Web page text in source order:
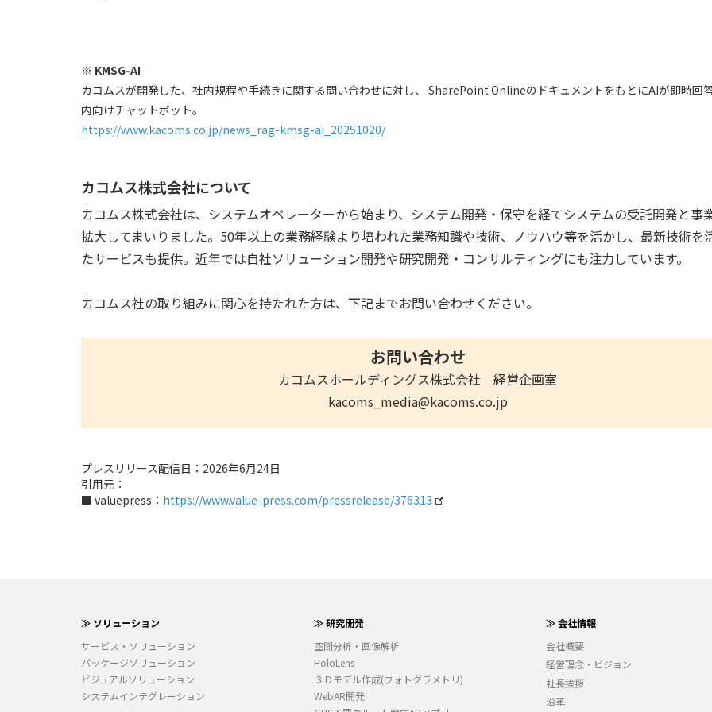
※ KMSG-AI
カコムスが開発した、社内規程や手続きに関する問い合わせに対し、 SharePoint OnlineのドキュメントをもとにAIが即時回
内向けチャットボット。
https://www.kacoms.co.jp/news_rag-kmsg-ai_20251020/
カコムス株式会社について
カコムス株式会社は、システムオペレーターから始まり、システム開発・保守を経てシステムの受託開発と事
拡大してまいりました。50年以上の業務経験より培われた業務知識や技術、ノウハウ等を活かし、最新技術を
たサービスも提供。近年では自社ソリューション開発や研究開発・コンサルティングにも注力しています。
カコムス社の取り組みに関心を持たれた方は、下記までお問い合わせください。
お問い合わせ
カコムスホールディングス株式会社 経営企画室
kacoms_media@kacoms.co.jp
プレスリリース配信日：2026年6月24日
引用元：
■ valuepress： https://www.value-press.com/pressrelease/376313
≫ ソリューション
サービス・ソリューション
パッケージソリューション
ビジュアルソリューション
システムインテグレーション
≫ 研究開発
空間分析・画像解析
HoloLens
３Ｄモデル作成(フォトグラメトリ)
WebAR開発
≫ 会社情報
会社概要
経営理念・ビジョン
社長挨拶
沿革